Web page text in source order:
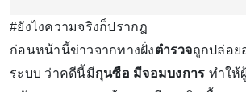
#ยังไงความจริงก็ปรากฎ
ก่อนหน้านี้ข่าวจากทางฝั่งตำรวจถูกปล่อย
ระบบ ว่าคดีนี้มีกุนซือ มีจอมบงการ ทำให้